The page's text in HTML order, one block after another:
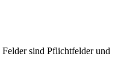
sind Pflichtfelder und